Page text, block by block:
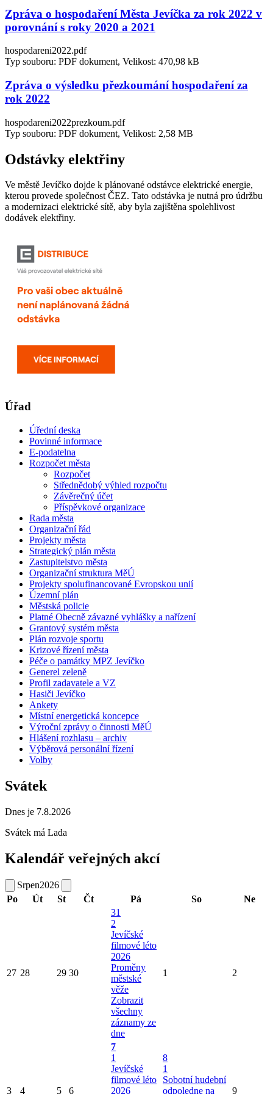
Zpráva o hospodaření Města Jevíčka za rok 2022 v
porovnání s roky 2020 a 2021
hospodareni2022.pdf
Typ souboru: PDF dokument, Velikost: 470,98 kB
Zpráva o výsledku přezkoumání hospodaření za
rok 2022
hospodareni2022prezkoum.pdf
Typ souboru: PDF dokument, Velikost: 2,58 MB
Odstávky elektřiny
Ve městě Jevíčko dojde k plánované odstávce elektrické energie,
kterou provede společnost ČEZ. Tato odstávka je nutná pro údržbu
a modernizaci elektrické sítě, aby byla zajištěna spolehlivost
dodávek elektřiny.
Úřad
Úřední deska
Povinné informace
E-podatelna
Rozpočet města
Rozpočet
Střednědobý výhled rozpočtu
Závěrečný účet
Příspěvkové organizace
Rada města
Organizační řád
Projekty města
Strategický plán města
Zastupitelstvo města
Organizační struktura MěÚ
Projekty spolufinancované Evropskou unií
Územní plán
Městská policie
Platné Obecně závazné vyhlášky a nařízení
Grantový systém města
Plán rozvoje sportu
Krizové řízení města
Péče o památky MPZ Jevíčko
Generel zeleně
Profil zadavatele a VZ
Hasiči Jevíčko
Ankety
Místní energetická koncepce
Výroční zprávy o činnosti MěÚ
Hlášení rozhlasu – archiv
Výběrová personální řízení
Volby
Svátek
Dnes je 7.8.2026
Svátek má Lada
Kalendář veřejných akcí
Srpen2026
Po
Út St Čt Pá So Ne
27 28 29 30
31
2
Jevíčské
filmové léto
2026
Proměny
městské
věže
Zobrazit
všechny
záznamy ze
dne
1 2
3 4 5 6
7
1
Jevíčské
filmové léto
2026
8
1
Sobotní hudební
odpoledne na
9